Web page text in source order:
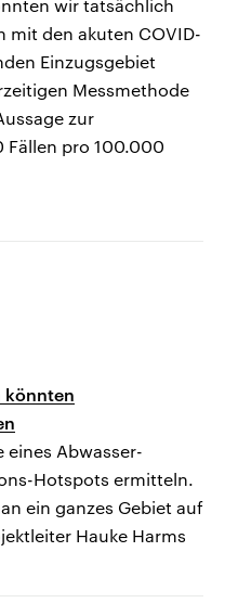
wir tatsächlich
mit den akuten COVID-
Einzugsgebiet
Messmethode
zur
Fällen pro 100.000
könnten
Abwasser-
Hotspots ermitteln.
ein ganzes Gebiet auf
Hauke Harms